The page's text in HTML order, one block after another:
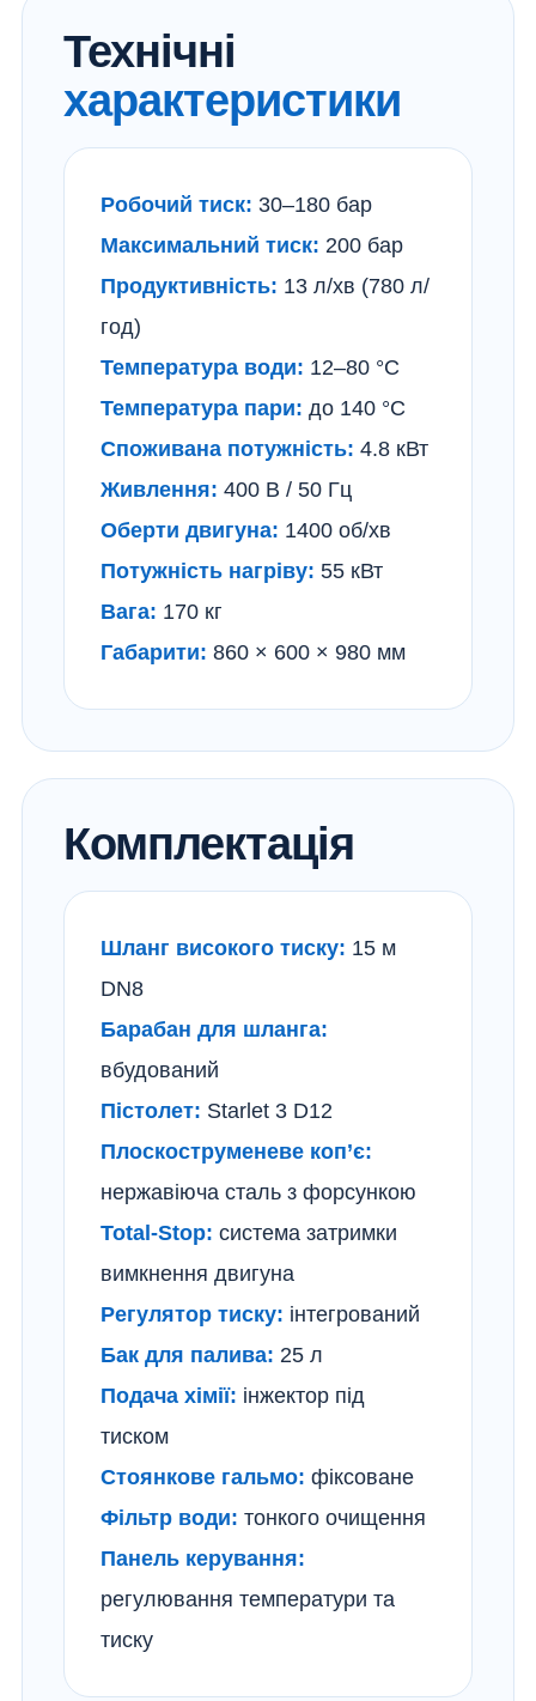
Технічні
характеристики
Робочий тиск: 30–180 бар
Максимальний тиск: 200 бар
Продуктивність: 13 л/хв (780 л/
год)
Температура води: 12–80 °C
Температура пари: до 140 °C
Споживана потужність: 4.8 кВт
Живлення: 400 В / 50 Гц
Оберти двигуна: 1400 об/хв
Потужність нагріву: 55 кВт
Вага: 170 кг
Габарити: 860 × 600 × 980 мм
Комплектація
Шланг високого тиску: 15 м
DN8
Барабан для шланга:
вбудований
Пістолет: Starlet 3 D12
Плоскоструменеве коп’є:
нержавіюча сталь з форсункою
Total-Stop: система затримки
вимкнення двигуна
Регулятор тиску: інтегрований
Бак для палива: 25 л
Подача хімії: інжектор під
тиском
Стоянкове гальмо: фіксоване
Фільтр води: тонкого очищення
Панель керування:
регулювання температури та
тиску